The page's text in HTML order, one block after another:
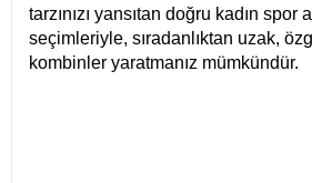
tarzınızı yansıtan doğru kadın spor
seçimleriyle, sıradanlıktan uzak,
kombinler yaratmanız mümkündür.